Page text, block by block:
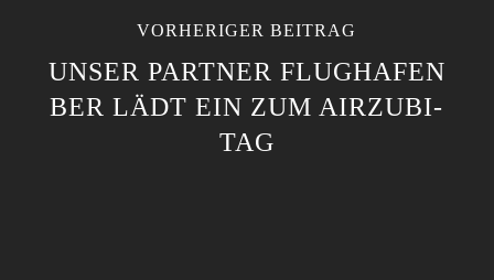
VORHERIGER BEITRAG
UNSER PARTNER FLUGHAFEN
BER LÄDT EIN ZUM AIRZUBI-
TAG